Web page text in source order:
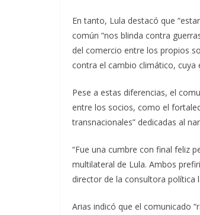
En tanto, Lula destacó que
común “nos blinda contra
del comercio entre los propios
contra el cambio climático, cuya
Pese a estas diferencias, el
entre los socios, como el
transnacionales” dedicadas al
“Fue una cumbre con final feliz
multilateral de Lula. Ambos
director de la consultora política
Arias indicó que el comunicado